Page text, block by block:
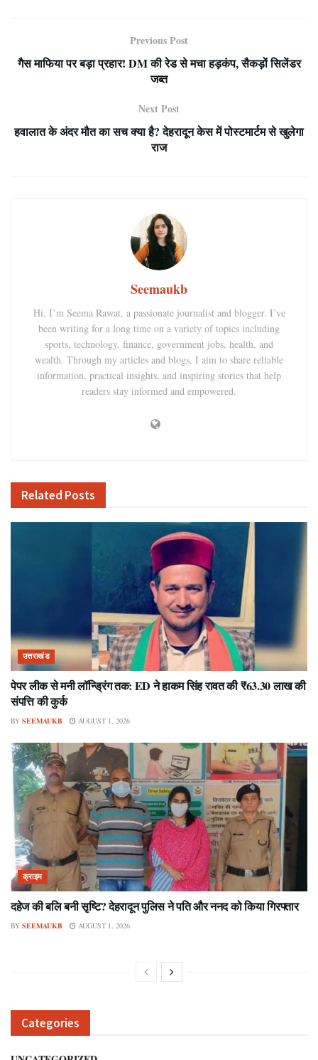
Previous Post
गैस माफिया पर बड़ा प्रहार! DM की रेड से मचा हड़कंप, सैकड़ों सिलेंडर
जब्त
Next Post
हवालात के अंदर मौत का सच क्या है? देहरादून केस में पोस्टमार्टम से खुलेगा
राज
Seemaukb
Hi, I’m Seema Rawat, a passionate journalist and blogger. I’ve
been writing for a long time on a variety of topics including
sports, technology, finance, government jobs, health, and
wealth. Through my articles and blogs, I aim to share reliable
information, practical insights, and inspiring stories that help
readers stay informed and empowered.
Related Posts
उत्तराखंड
पेपर लीक से मनी लॉन्ड्रिंग तक: ED ने हाकम सिंह रावत की ₹63.30 लाख की
संपत्ति की कुर्क
BY SEEMAUKB AUGUST 1, 2026
क्राइम
दहेज की बलि बनी सृष्टि? देहरादून पुलिस ने पति और ननद को किया गिरफ्तार
BY SEEMAUKB AUGUST 1, 2026
Categories